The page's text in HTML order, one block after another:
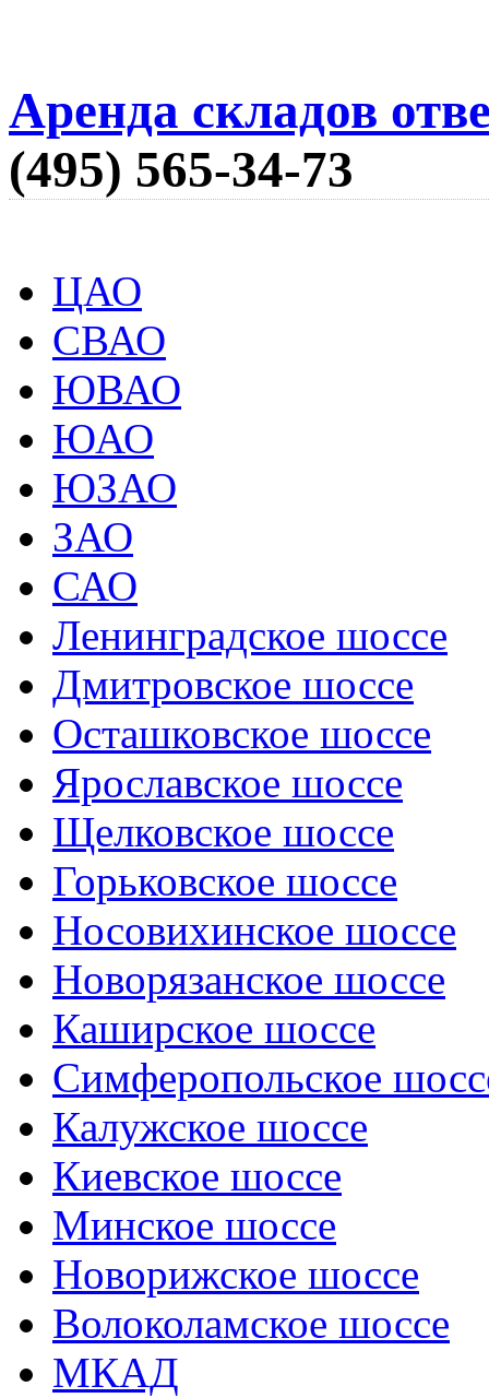
Аренда складов
(495) 565-34-73
ЦАО
СВАО
ЮВАО
ЮАО
ЮЗАО
ЗАО
САО
Ленинградское шоссе
Дмитровское шоссе
Осташковское шоссе
Ярославское шоссе
Щелковское шоссе
Горьковское шоссе
Носовихинское шоссе
Новорязанское шоссе
Каширское шоссе
Симферопольское
Калужское шоссе
Киевское шоссе
Минское шоссе
Новорижское шоссе
Волоколамское шоссе
МКАД